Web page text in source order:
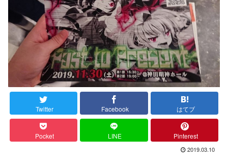
Twitter Facebook はてブ
Pocket LINE Pinterest
2019.03.10